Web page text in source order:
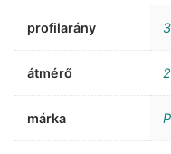
profilarány
átmérő
márka